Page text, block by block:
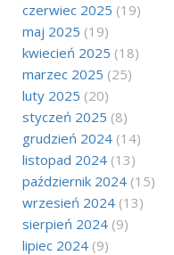
czerwiec 2025 (19)
maj 2025 (19)
kwiecień 2025 (18)
marzec 2025 (25)
luty 2025 (20)
styczeń 2025 (8)
grudzień 2024 (14)
listopad 2024 (13)
październik 2024 (15)
wrzesień 2024 (13)
sierpień 2024 (9)
lipiec 2024 (9)